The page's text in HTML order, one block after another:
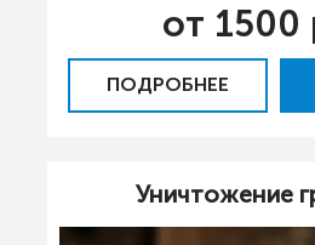
от 1500
ПОДРОБНЕЕ
Уничтожение